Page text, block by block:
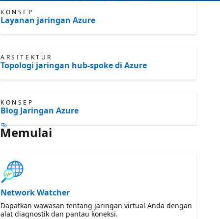
KONSEP
Layanan jaringan Azure
ARSITEKTUR
Topologi jaringan hub-spoke di Azure
KONSEP
Blog Jaringan Azure
Memulai
Network Watcher
Dapatkan wawasan tentang jaringan virtual Anda dengan
alat diagnostik dan pantau koneksi.